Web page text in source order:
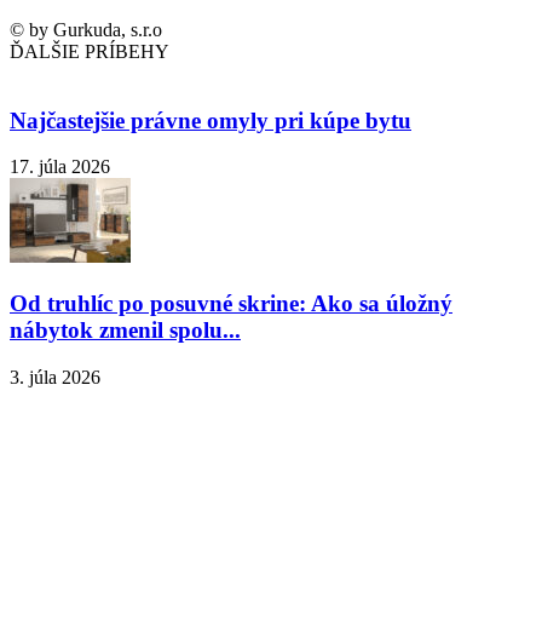
© by Gurkuda, s.r.o
ĎALŠIE PRÍBEHY
Najčastejšie právne omyly pri kúpe bytu
17. júla 2026
Od truhlíc po posuvné skrine: Ako sa úložný
nábytok zmenil spolu...
3. júla 2026